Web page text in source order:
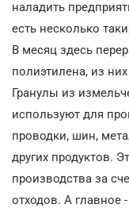
наладить
есть несколько
В месяц здесь
полиэтилена, из
Гранулы из
используют для
проводки, шин,
других продуктов.
производства за
отходов. А главное